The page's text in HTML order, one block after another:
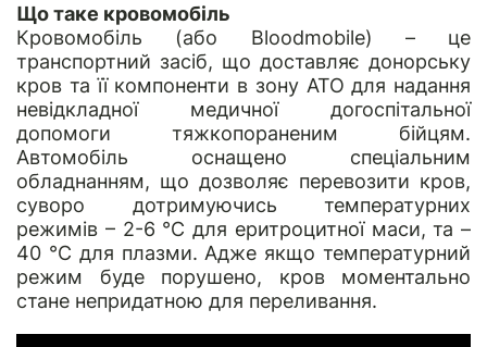
Що таке кровомобіль
Кровомобіль (або Bloodmobile) – це
транспортний засіб, що доставляє донорську
кров та її компоненти в зону АТО для надання
невідкладної медичної догоспітальної
допомоги тяжкопораненим бійцям.
Автомобіль оснащено спеціальним
обладнанням, що дозволяє перевозити кров,
суворо дотримуючись температурних
режимів – 2-6 °C для еритроцитної маси, та –
40 °C для плазми. Адже якщо температурний
режим буде порушено, кров моментально
стане непридатною для переливання.